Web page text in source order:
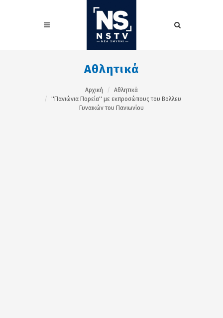
Αθλητικά
Αρχική
Αθλητικά
''Πανιώνια Πορεία'' με εκπροσώπους του Βόλλευ
Γυναικών του Πανιωνίου